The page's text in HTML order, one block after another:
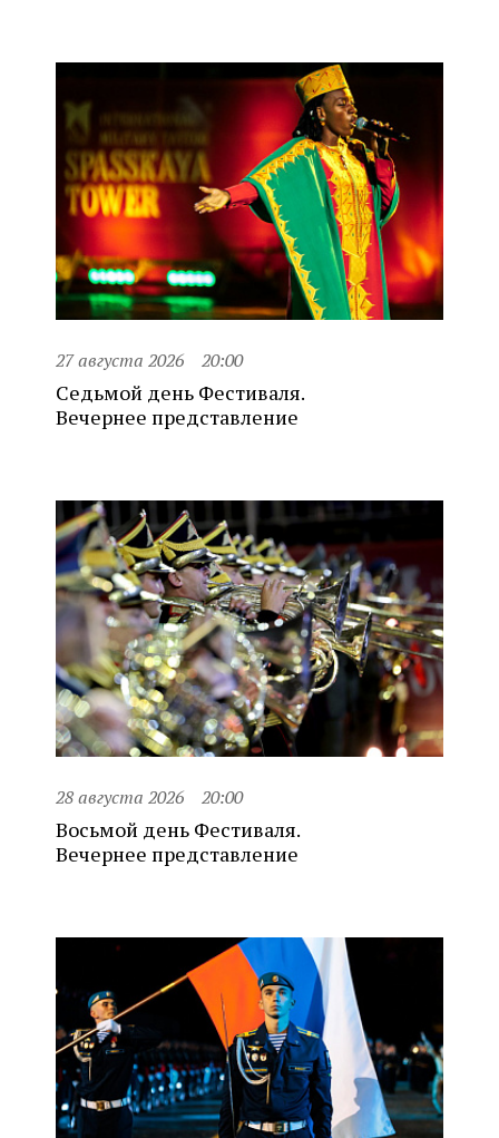
27 августа 2026 20:00
Седьмой день Фестиваля.
Вечернее представление
28 августа 2026 20:00
Восьмой день Фестиваля.
Вечернее представление